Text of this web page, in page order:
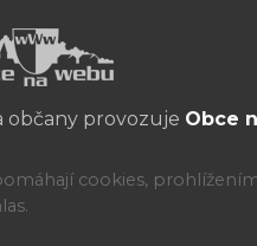
občany provozuje Obce
cookies,